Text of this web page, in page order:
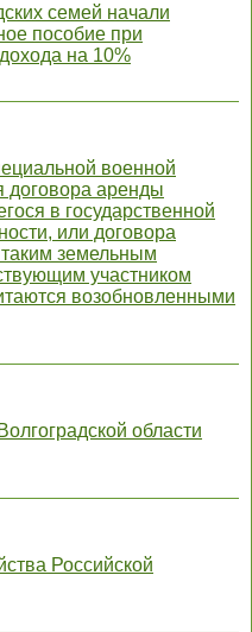
семей начали
пособие при
на 10%
военной
договора аренды
в государственной
или договора
земельным
участником
возобновленными
области
Российской